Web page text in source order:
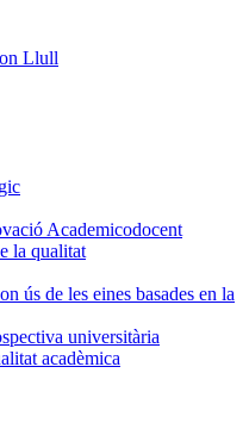
Llull
Academicodocent
la qualitat
ús de les eines basades en la
universitària
acadèmica